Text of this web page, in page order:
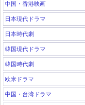
中国・香港映画
日本現代ドラマ
日本時代劇
韓国現代ドラマ
韓国時代劇
欧米ドラマ
中国・台湾ドラマ